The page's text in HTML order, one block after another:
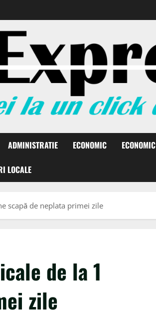
ADMINISTRATIE ECONOMIC ECONOMIC
LOCALE
scapă de neplata primei zile
de la 1
zile